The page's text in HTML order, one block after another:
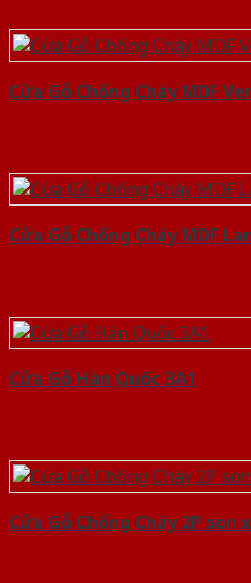
Cửa Gỗ Chống Cháy MDF
Cửa Gỗ Chống Cháy MDF
Cửa Gỗ Hàn Quốc 3A1
Cửa Gỗ Chống Cháy 2P son